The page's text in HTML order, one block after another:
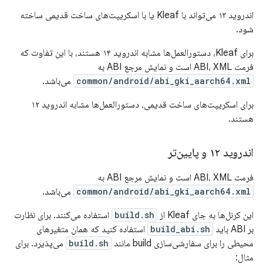
اندروید ۱۳ می‌تواند با Kleaf یا با اسکریپت‌های ساخت قدیمی ساخته
شود.
برای Kleaf، دستورالعمل‌ها مشابه اندروید ۱۴ هستند، با این تفاوت که
فرمت ABI، XML است و نمایش مرجع ABI به
common/android/abi_gki_aarch64.xml می‌باشد.
برای اسکریپت‌های ساخت قدیمی، دستورالعمل‌ها مشابه اندروید ۱۲
هستند.
اندروید ۱۲ و پایین‌تر
فرمت ABI، XML است و نمایش مرجع ABI به
common/android/abi_gki_aarch64.xml می‌باشد.
این کرنل‌ها به جای Kleaf از
build.sh استفاده می‌کنند. برای نظارت
بر ABI باید
build_abi.sh استفاده کنید که همان متغیرهای
محیطی را برای سفارشی‌سازی build مانند
build.sh می‌پذیرد. برای
مثال: